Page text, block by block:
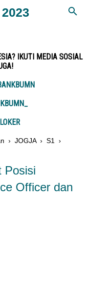
IKUTI MEDIA SOSIAL
› JOGJA › S1
›
Posisi
Officer dan